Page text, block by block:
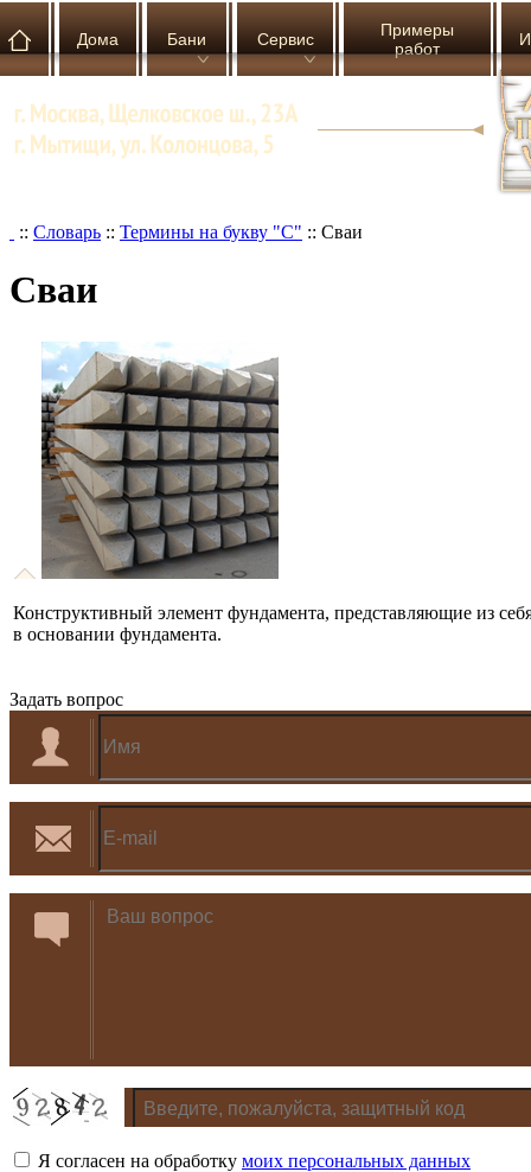
Дома Бани Сервис
Примеры
работ
:: Словарь :: Термины на букву "С" :: Сваи
Сваи
Конструктивный элемент фундамента, представляющие из
в основании фундамента.
Задать вопрос
Я согласен на обработку моих персональных данных